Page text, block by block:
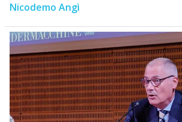
Nicodemo Angì